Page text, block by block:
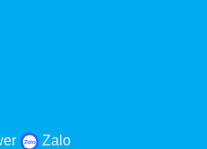
Zalo